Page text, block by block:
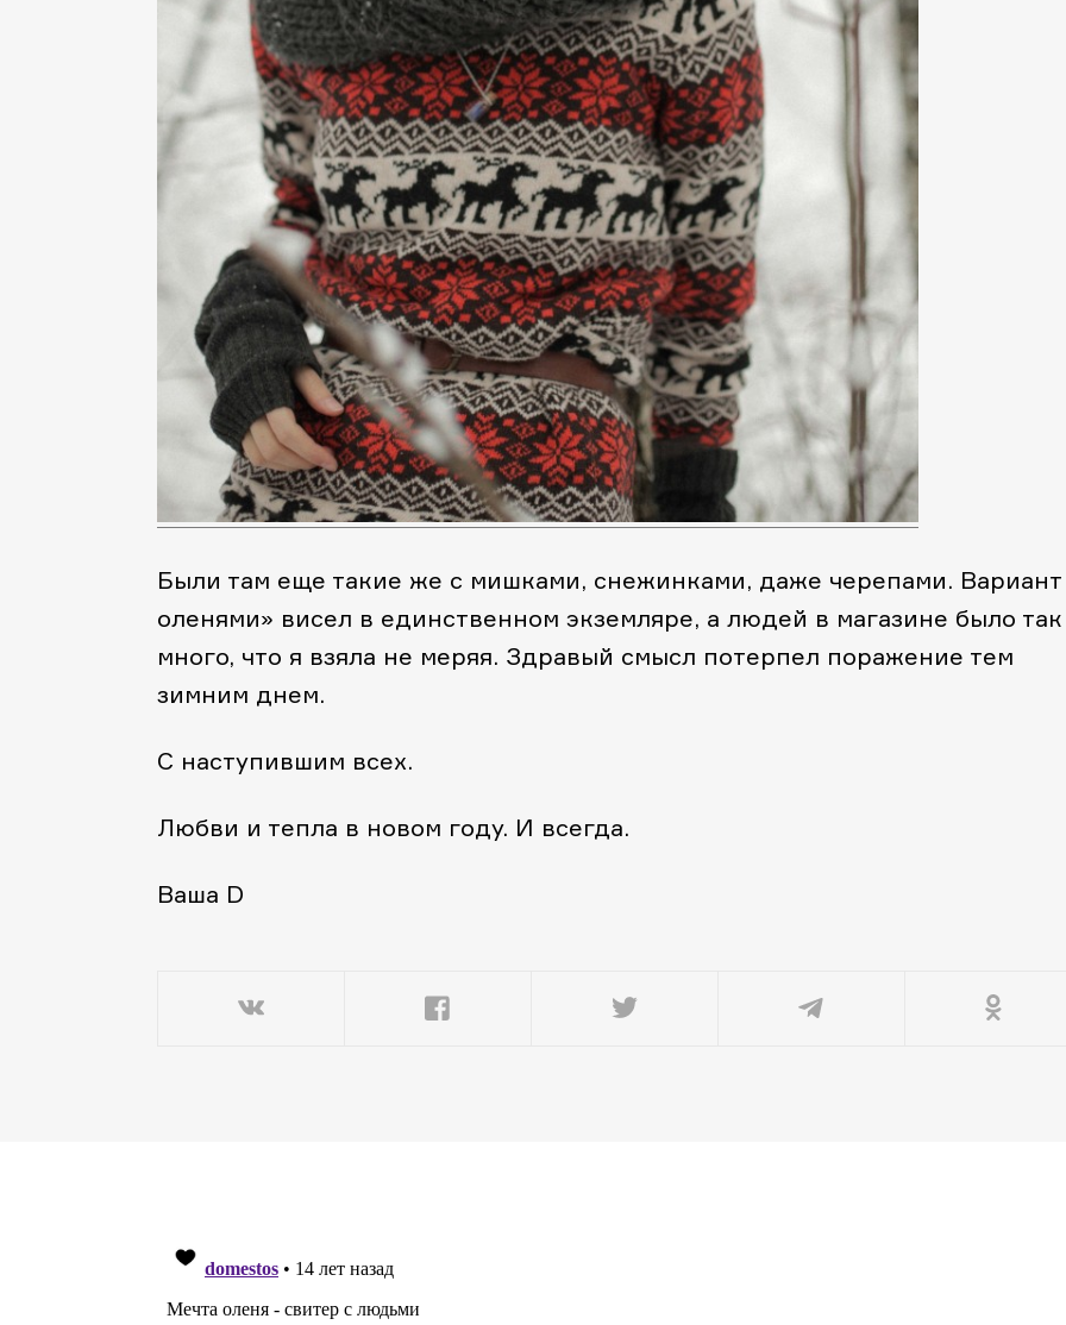
Были там еще такие же с мишками, снежинками, даже черепами. Вариант
оленями» висел в единственном экземляре, а людей в магазине было так
много, что я взяла не меряя. Здравый смысл потерпел поражение тем
зимним днем.
С наступившим всех.
Любви и тепла в новом году. И всегда.
Ваша D